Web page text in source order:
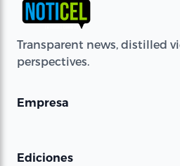
Transparent news, distilled
perspectives.
Empresa
Ediciones